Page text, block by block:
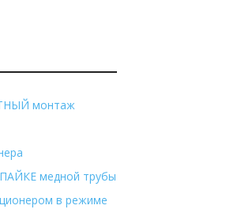
монтаж
медной трубы
в режиме